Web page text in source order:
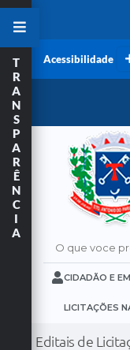
Acessibilidade
O que voce
CIDADÃO E
LICITAÇÕES
T
R
A
N
S
P
A
R
Ê
N
C
I
A
Editais de